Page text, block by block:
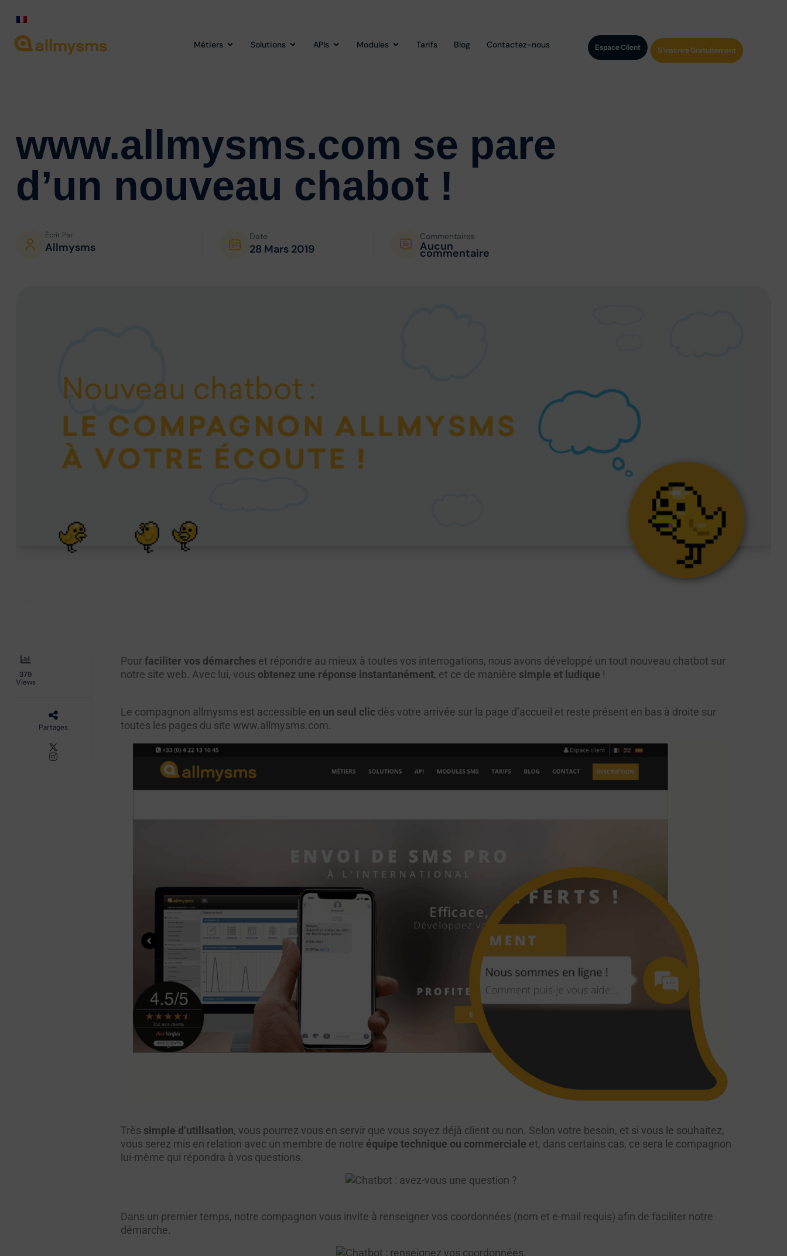
Métiers Solutions APIs Modules Tarifs Blog Contactez-nous Espace Client S'inscrire Gratuitement
www.allmysms.com se pare
d’un nouveau chabot !
Écrit Par
Allmysms
Date
28 Mars 2019
Commentaires
Aucun
commentaire
379
Views
Partages
Pourfaciliter vos démarches et répondre au mieux à toutes vos interrogations, nous avons développé un tout nouveau chatbot sur
notre site web. Avec lui, vous obtenez une réponse instantanément, et ce de manière simple et ludique !
Le compagnon allmysms est accessible en un seul clic dès votre arrivée sur la page d’accueil et reste présent en bas à droite sur
toutes les pages du site www.allmysms.com.
Très simple d’utilisation, vous pourrez vous en servir que vous soyez déjà client ou non. Selon votre besoin, et si vous le souhaitez,
vous serez mis en relation avec un membre de notre équipe technique ou commerciale et, dans certains cas, ce sera le compagnon
lui-même qui répondra à vos questions.
Dans un premier temps, notre compagnon vous invite à renseigner vos coordonnées (nom et e-mail requis) afin de faciliter notre
démarche.